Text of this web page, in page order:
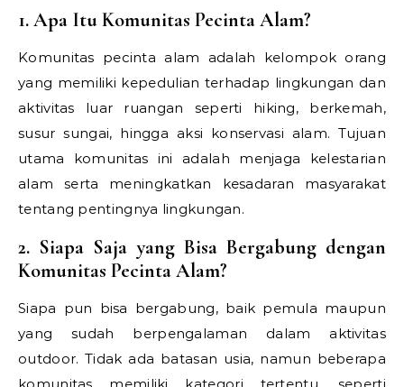
1. Apa Itu Komunitas Pecinta Alam?
Komunitas pecinta alam adalah kelompok orang
yang memiliki kepedulian terhadap lingkungan dan
aktivitas luar ruangan seperti hiking, berkemah,
susur sungai, hingga aksi konservasi alam. Tujuan
utama komunitas ini adalah menjaga kelestarian
alam serta meningkatkan kesadaran masyarakat
tentang pentingnya lingkungan.
2. Siapa Saja yang Bisa Bergabung dengan
Komunitas Pecinta Alam?
Siapa pun bisa bergabung, baik pemula maupun
yang sudah berpengalaman dalam aktivitas
outdoor. Tidak ada batasan usia, namun beberapa